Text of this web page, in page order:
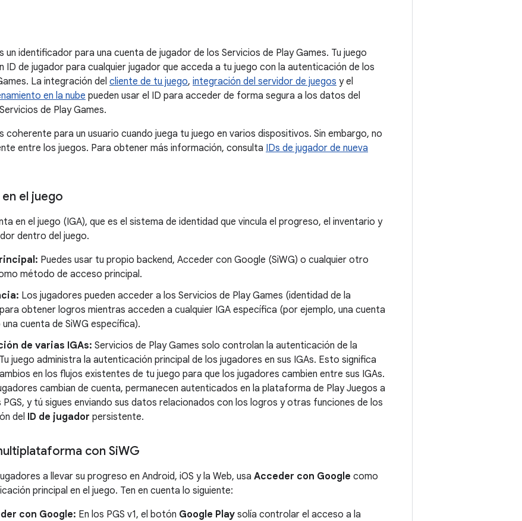
un identificador para una cuenta de jugador de los Servicios de Play Games. Tu juego
ID de jugador para cualquier jugador que acceda a tu juego con la autenticación de los
La integración del cliente de tu juego, integración del servidor de juegos y el
en la nube pueden usar el ID para acceder de forma segura a los datos del
de Play Games.
coherente para un usuario cuando juega tu juego en varios dispositivos. Sin embargo, no
entre los juegos. Para obtener más información, consulta IDs de jugador de nueva
el juego
en el juego (IGA), que es el sistema de identidad que vincula el progreso, el inventario y
dentro del juego.
Puedes usar tu propio backend, Acceder con Google (SiWG) o cualquier otro
método de acceso principal.
Los jugadores pueden acceder a los Servicios de Play Games (identidad de la
obtener logros mientras acceden a cualquier IGA específica (por ejemplo, una cuenta
cuenta de SiWG específica).
de varias IGAs: Servicios de Play Games solo controlan la autenticación de la
juego administra la autenticación principal de los jugadores en sus IGAs. Esto significa
en los flujos existentes de tu juego para que los jugadores cambien entre sus IGAs.
cambian de cuenta, permanecen autenticados en la plataforma de Play Juegos a
y tú sigues enviando sus datos relacionados con los logros y otras funciones de los
del ID de jugador persistente.
con SiWG
a llevar su progreso en Android, iOS y la Web, usa Acceder con Google como
principal en el juego. Ten en cuenta lo siguiente:
con Google: En los PGS v1, el botón Google Play solía controlar el acceso a la